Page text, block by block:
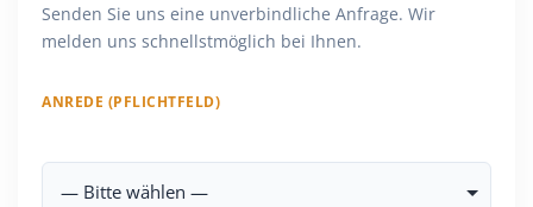
Senden Sie uns eine unverbindliche Anfrage. Wir
melden uns schnellstmöglich bei Ihnen.
ANREDE (PFLICHTFELD)